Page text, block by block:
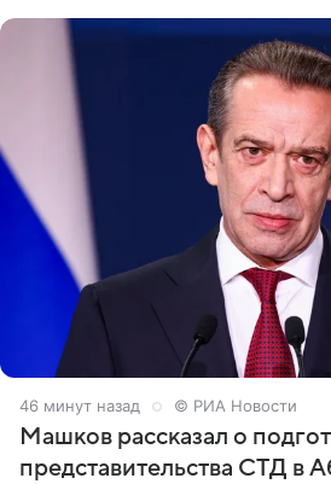
46 минут назад © РИА Новости
Машков рассказал о
представительства СТД в